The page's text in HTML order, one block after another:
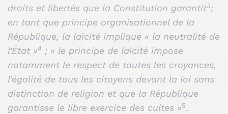
droits et libertés que la Constitution garantit3;
en tant que principe organisationnel de la
République, la laïcité implique « la neutralité de
l’État »4 ; « le principe de laïcité impose
notamment le respect de toutes les croyances,
l’égalité de tous les citoyens devant la loi sans
distinction de religion et que la République
garantisse le libre exercice des cultes »5.